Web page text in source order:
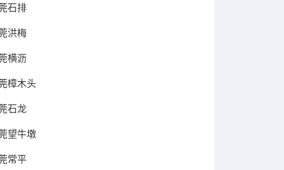
石排
洪梅
横沥
樟木头
石龙
望牛墩
常平